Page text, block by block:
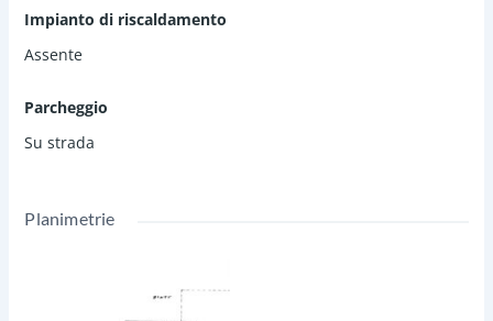
Impianto di riscaldamento
Assente
Parcheggio
Su strada
Planimetrie